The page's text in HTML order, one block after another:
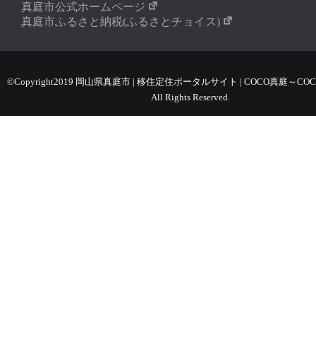
真庭市公式ホームページ
真庭市ふるさと納税(ふるさとチョイス)
©Copyright2019 岡山県真庭市 | 移住定住ポータルサイト | COCO真庭～
All Rights Reserved.